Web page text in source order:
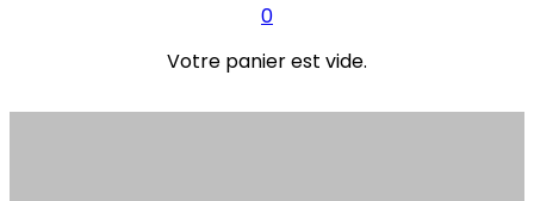
0
Votre panier est vide.